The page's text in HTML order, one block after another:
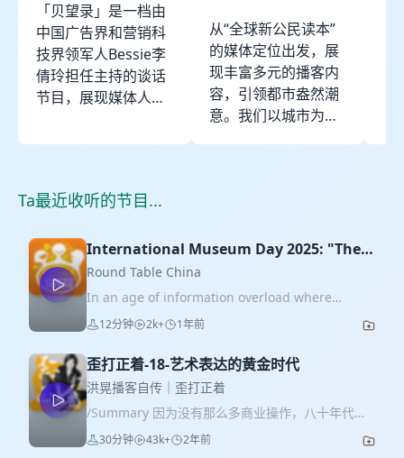
「贝望录」是一档由
中国广告界和营销科
技界领军人Bessie李
倩玲担任主持的谈话
节目，展现媒体人、
者、创意人、创业者
和行动。由
协作体出品。2019年
苹果播客「年度精选
播客」及「年度最受
欢迎新播客」。
从“全球新公民读本”
的媒体定位出发，展
现丰富多元的播客内
容，引领都市盎然潮
意。我们以城市为实
式。 按下播放键，让
事。 本节
Ta最近收听的节目...
International Museum Day 2025: "The
Future of Museums in Rapidly
Changing Communities."
Round Table China
In an age of information overload where
everything is a click away, museums are
redefining themselves—not as static halls of
history meets innovation. This year's
International Museum Day theme challenges
us to ask: In a rapidly changing society, how
can museums remain relevant—and even take
the lead? On the show: Niu Honglin, Laiming,
12分钟 2k+ 1年前
歪打正着-18-艺术表达的黄金时代
洪晃播客自传｜歪打正着
/Summary 因为没有那么多商业操作，八十年代于
是成为了艺术表达的黄金时代，到处都是有趣的艺
术家，人们开始充满信心的拥抱新鲜事务，幸福感
30分钟 43k+ 2年前